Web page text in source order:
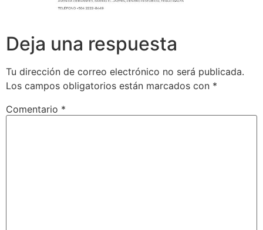
Deja una respuesta
Tu dirección de correo electrónico no será publicada.
Los campos obligatorios están marcados con *
Comentario *